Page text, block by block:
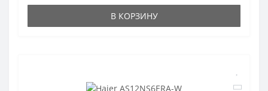
В КОРЗИНУ